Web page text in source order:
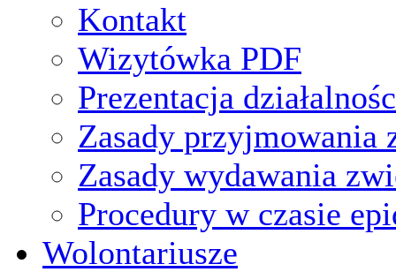
Kontakt
Wizytówka PDF
Prezentacja
Zasady przyjmowania
Zasady wydawania
Procedury w czasie
Wolontariusze